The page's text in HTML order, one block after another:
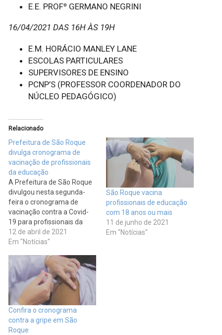
E.E. PROFº GERMANO NEGRINI
16/04/2021 DAS 16H ÀS 19H
E.M. HORÁCIO MANLEY LANE
ESCOLAS PARTICULARES
SUPERVISORES DE ENSINO
PCNP’S (PROFESSOR COORDENADOR DO
NÚCLEO PEDAGÓGICO)
Relacionado
Prefeitura de São Roque
divulga cronograma de
vacinação de profissionais
da educação
A Prefeitura de São Roque
divulgou nesta segunda-
feira o cronograma de
vacinação contra a Covid-
19 para profissionais da
educação da cidade com 47
anos ou mais. As vacinas
na quarta-feira, 14, das 17h
às 20h. Na quinta-feira, o
horário se repete e na
sexta-feira começa e…
12 de abril de 2021
Em "Notícias"
São Roque vacina
profissionais de educação
com 18 anos ou mais
11 de junho de 2021
Em "Notícias"
Confira o cronograma
contra a gripe em São
Roque